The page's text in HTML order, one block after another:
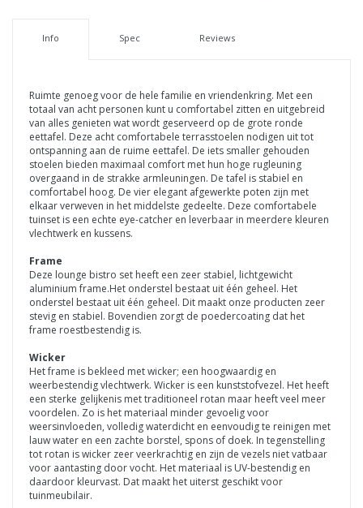
Info Spec Reviews
Ruimte genoeg voor de hele familie en vriendenkring. Met een
totaal van acht personen kunt u comfortabel zitten en uitgebreid
van alles genieten wat wordt geserveerd op de grote ronde
eettafel. Deze acht comfortabele terrasstoelen nodigen uit tot
ontspanning aan de ruime eettafel. De iets smaller gehouden
stoelen bieden maximaal comfort met hun hoge rugleuning
overgaand in de strakke armleuningen. De tafel is stabiel en
comfortabel hoog. De vier elegant afgewerkte poten zijn met
elkaar verweven in het middelste gedeelte. Deze comfortabele
tuinset is een echte eye-catcher en leverbaar in meerdere kleuren
vlechtwerk en kussens.
Frame
Deze lounge bistro set heeft een zeer stabiel, lichtgewicht
aluminium frame.Het onderstel bestaat uit één geheel. Het
onderstel bestaat uit één geheel. Dit maakt onze producten zeer
stevig en stabiel. Bovendien zorgt de poedercoating dat het
frame roestbestendig is.
Wicker
Het frame is bekleed met wicker; een hoogwaardig en
weerbestendig vlechtwerk. Wicker is een kunststofvezel. Het heeft
een sterke gelijkenis met traditioneel rotan maar heeft veel meer
voordelen. Zo is het materiaal minder gevoelig voor
weersinvloeden, volledig waterdicht en eenvoudig te reinigen met
lauw water en een zachte borstel, spons of doek. In tegenstelling
tot rotan is wicker zeer veerkrachtig en zijn de vezels niet vatbaar
voor aantasting door vocht. Het materiaal is UV-bestendig en
daardoor kleurvast. Dat maakt het uiterst geschikt voor
tuinmeubilair.